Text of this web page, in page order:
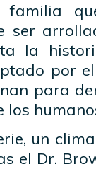
familia
ser
la
por
para
un
el Dr.